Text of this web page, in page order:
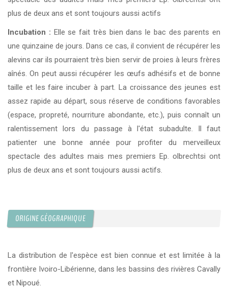
plus de deux ans et sont toujours aussi actifs
Incubation : Elle se fait très bien dans le bac des parents en
une quinzaine de jours. Dans ce cas, il convient de récupérer les
alevins car ils pourraient très bien servir de proies à leurs frères
aînés. On peut aussi récupérer les œufs adhésifs et de bonne
taille et les faire incuber à part. La croissance des jeunes est
assez rapide au départ, sous réserve de conditions favorables
(espace, propreté, nourriture abondante, etc.), puis connaît un
ralentissement lors du passage à l'état subadulte. Il faut
patienter une bonne année pour profiter du merveilleux
spectacle des adultes mais mes premiers Ep. olbrechtsi ont
plus de deux ans et sont toujours aussi actifs.
ORIGINE GÉOGRAPHIQUE
La distribution de l'espèce est bien connue et est limitée à la
frontière Ivoiro-Libérienne, dans les bassins des rivières Cavally
et Nipoué.